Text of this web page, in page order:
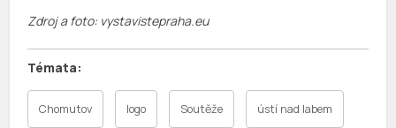
Zdroj a foto: vystavistepraha.eu
Chomutov logo Soutěže ústí nad labem